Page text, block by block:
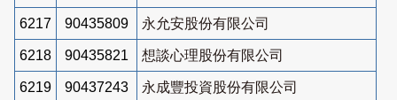
6217 90435809 永允安股份有限公司
6218 90435821 想談心理股份有限公司
6219 90437243 永成豐投資股份有限公司